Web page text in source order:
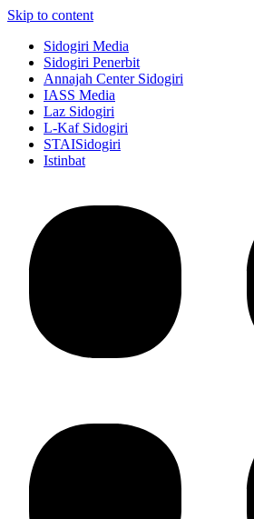
Skip to content
Sidogiri Media
Sidogiri Penerbit
Annajah Center Sidogiri
IASS Media
Laz Sidogiri
L-Kaf Sidogiri
STAISidogiri
Istinbat